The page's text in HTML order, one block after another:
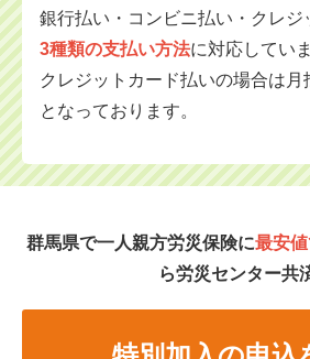
銀行払い・コンビニ払い・クレジ
3種類の支払い方法に対応してい
クレジットカード払いの場合は月
となっております。
群馬県で一人親方労災保険に最安
ら労災センター共